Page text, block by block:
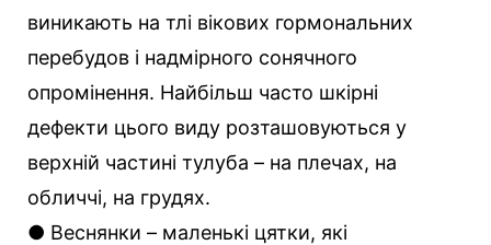
виникають на тлі вікових гормональних
перебудов і надмірного сонячного
опромінення. Найбільш часто шкірні
дефекти цього виду розташовуються у
верхній частині тулуба – на плечах, на
обличчі, на грудях.
● Веснянки – маленькі цятки, які